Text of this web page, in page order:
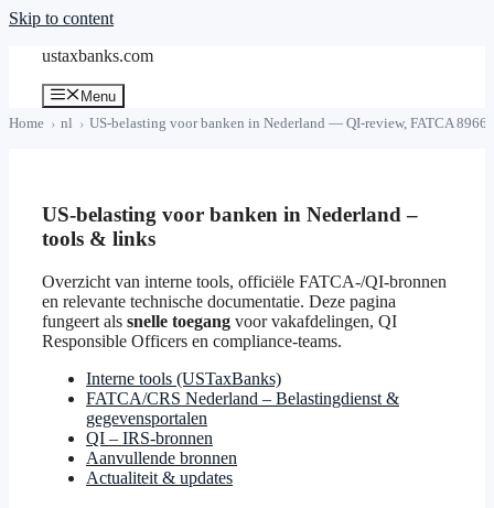
Skip to content
ustaxbanks.com
Menu
Home
nl US-belasting voor banken in Nederland — QI-review, FATCA 8966,
US-belasting voor banken in Nederland –
tools & links
Overzicht van interne tools, officiële FATCA-/QI-bronnen
en relevante technische documentatie. Deze pagina
fungeert als snelle toegang voor vakafdelingen, QI
Responsible Officers en compliance-teams.
Interne tools (USTaxBanks)
FATCA/CRS Nederland – Belastingdienst &
gegevensportalen
QI – IRS-bronnen
Aanvullende bronnen
Actualiteit & updates